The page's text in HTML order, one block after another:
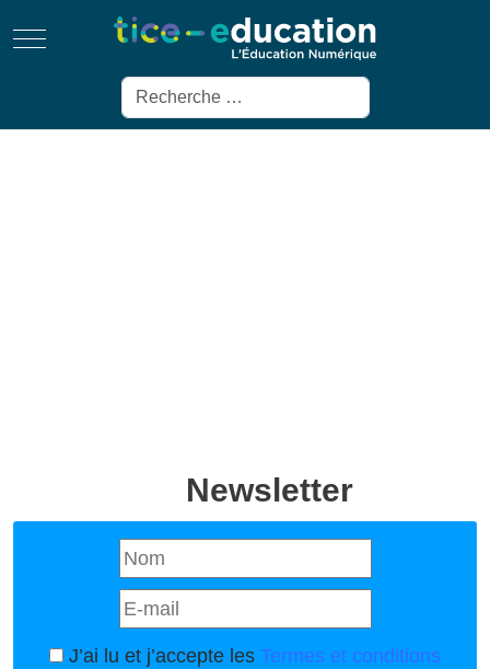
Mobile Menu Toggle
Rechercher
Newsletter
J’ai lu et j’accepte les Termes et conditions